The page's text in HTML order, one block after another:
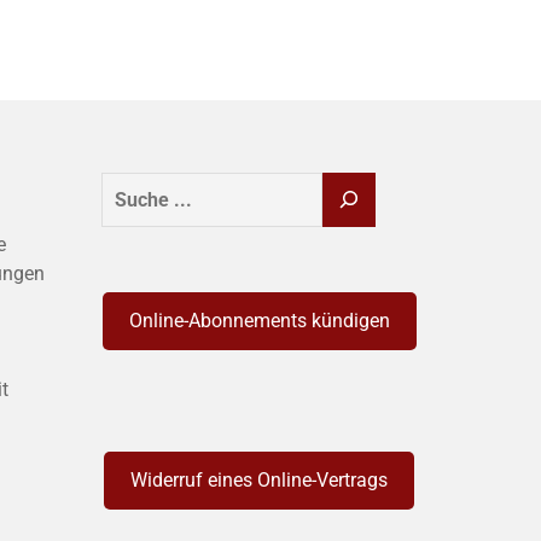
SUCHEN
Online-Abonnements kündigen
Widerruf eines Online-Vertrags